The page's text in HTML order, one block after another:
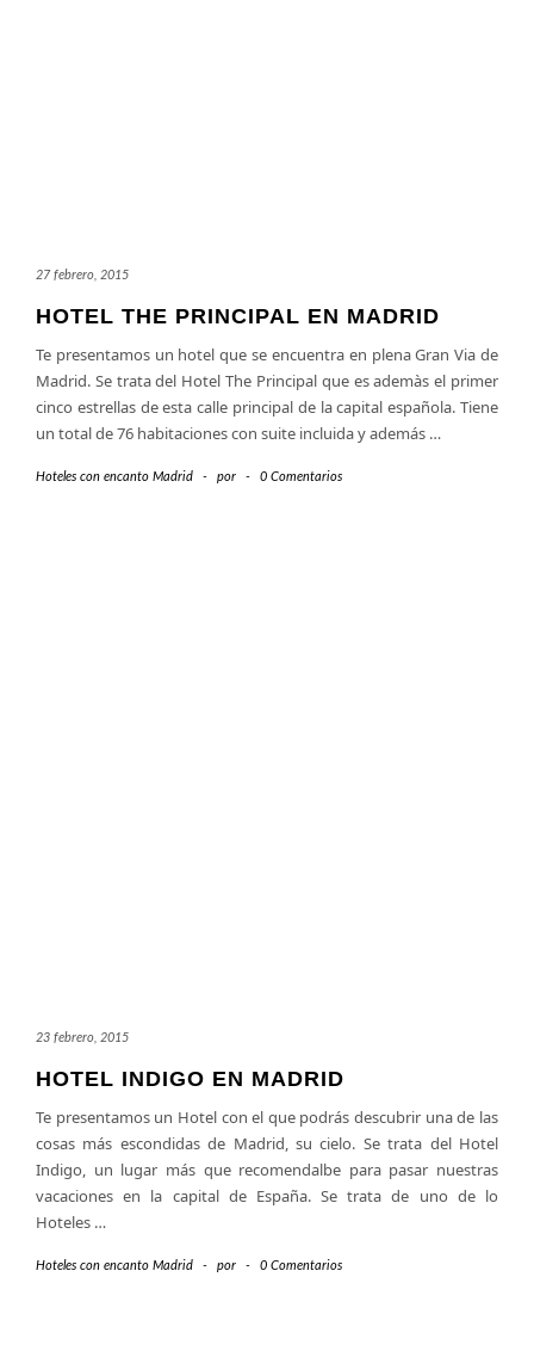
27 febrero, 2015
HOTEL THE PRINCIPAL EN MADRID
Te presentamos un hotel que se encuentra en plena Gran Via de
Madrid. Se trata del Hotel The Principal que es ademàs el primer
cinco estrellas de esta calle principal de la capital española. Tiene
un total de 76 habitaciones con suite incluida y además …
Hoteles con encanto Madrid - por - 0 Comentarios
23 febrero, 2015
HOTEL INDIGO EN MADRID
Te presentamos un Hotel con el que podrás descubrir una de las
cosas más escondidas de Madrid, su cielo. Se trata del Hotel
Indigo, un lugar más que recomendalbe para pasar nuestras
vacaciones en la capital de España. Se trata de uno de lo
Hoteles …
Hoteles con encanto Madrid - por - 0 Comentarios